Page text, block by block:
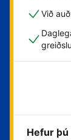
Við
Hefur